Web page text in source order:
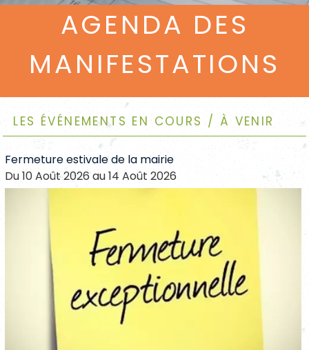
AGENDA DES
MANIFESTATIONS
Les événements en cours / à venir
Fermeture estivale de la mairie
Du 10 Août 2026 au 14 Août 2026